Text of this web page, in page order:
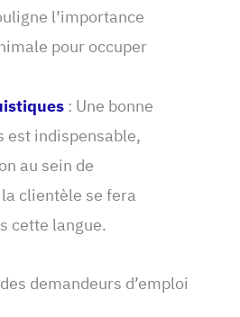
l’importance
pour occuper
: Une bonne
est indispensable,
au sein de
clientèle se fera
cette langue.
demandeurs d’emploi